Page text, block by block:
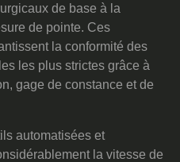
de base à la
de pointe. Ces
la conformité des
les plus strictes grâce à
gage de constance et de
automatisées et
la vitesse de